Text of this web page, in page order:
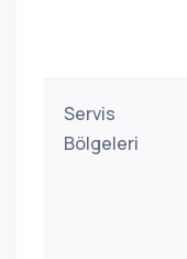
Servis
Bölgeleri